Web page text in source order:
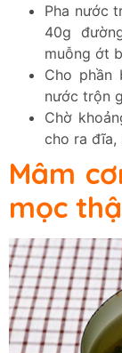
Pha nước
40g
muỗng ớt
Cho phần
nước trộn
Chờ
cho ra đĩa,
Mâm
mọc